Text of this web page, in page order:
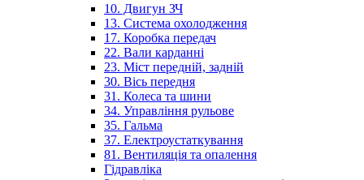
10. Двигун ЗЧ
13. Система охолодження
17. Коробка передач
22. Вали карданні
23. Міст передній, задній
30. Вісь передня
31. Колеса та шини
34. Управління рульове
35. Гальма
37. Електроустаткування
81. Вентиляція та опалення
Гідравліка